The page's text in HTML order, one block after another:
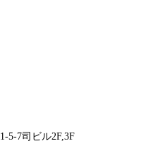
1-5-7司ビル2F,3F